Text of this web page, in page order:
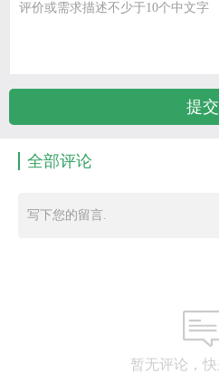
全部评论
写下您的留言.
暂无评论，